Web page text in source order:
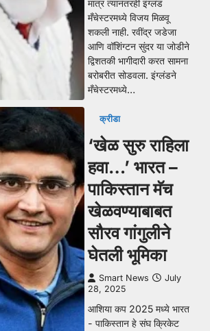
मात्र त्यानंतरही इंग्लंड
मँचेस्टरमध्ये विजय मिळवू
शकली नाही. रवींद्र जडेजा
आणि वॉशिंग्टन सुंदर या जोडीने
द्विशतकी भागीदारी करत सामना
बरोबरीत सोडवला. इंग्लंडने
मँचेस्टरमध्ये…
क्रीडा
‘खेळ सुरु राहिला
हवा…’ भारत –
पाकिस्तान मॅच
खेळवण्याबाबत
सौरव गांगुलीने
घेतली भूमिका
Smart News
July
28, 2025
आशिया कप 2025 मध्ये भारत
- पाकिस्तान हे संघ क्रिकेट